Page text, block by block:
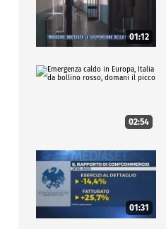
01:12
02:54
01:31